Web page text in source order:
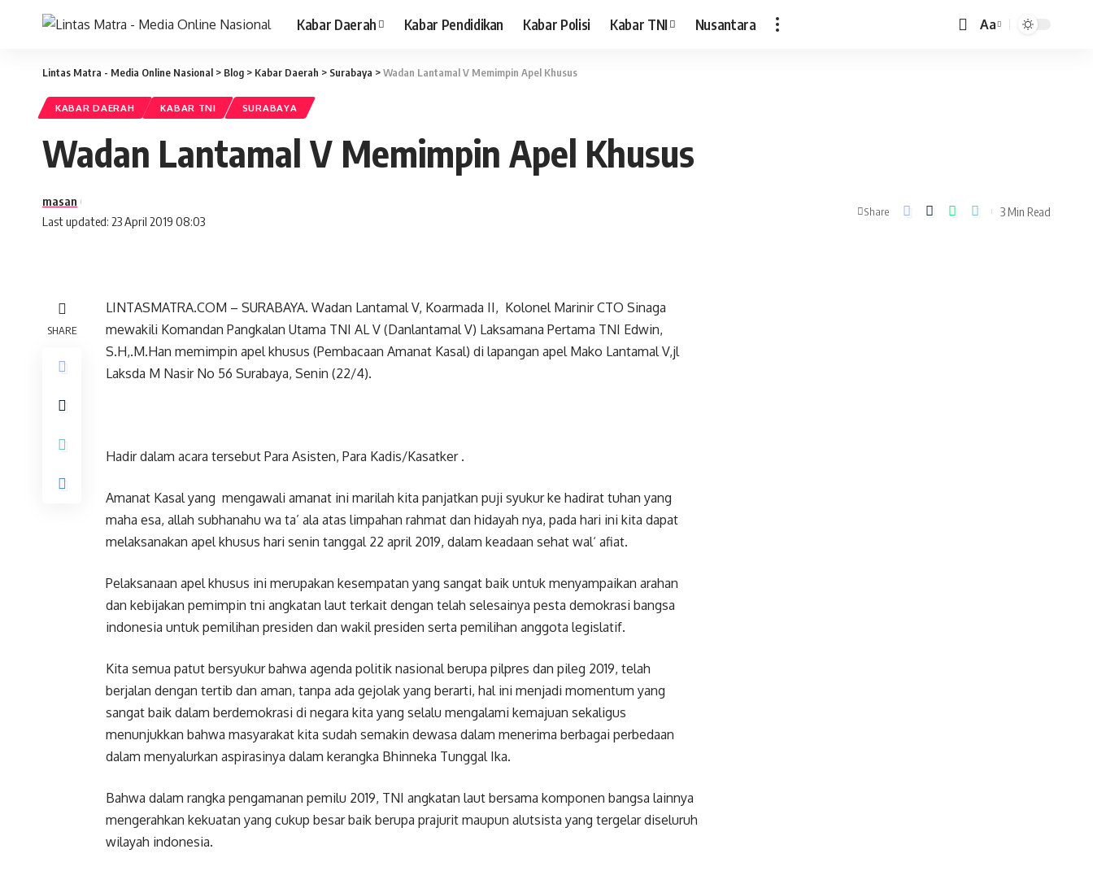
Kabar Daerah Kabar Pendidikan Kabar Polisi Kabar TNI Nusantara
Font
Aa
Lintas Matra - Media Online Nasional > Blog > Kabar Daerah > Surabaya >Wadan Lantamal V Memimpin Apel Khusus
KABAR DAERAH KABAR TNI SURABAYA
Wadan Lantamal V Memimpin Apel Khusus
Last updated: 23 April 2019 08:03
masan
Share 3 Min Read
SHARE
LINTASMATRA.COM – SURABAYA. Wadan Lantamal V, Koarmada II, Kolonel Marinir CTO Sinaga
mewakili Komandan Pangkalan Utama TNI AL V (Danlantamal V) Laksamana Pertama TNI Edwin,
S.H,.M.Han memimpin apel khusus (Pembacaan Amanat Kasal) di lapangan apel Mako Lantamal V,jl
Laksda M Nasir No 56 Surabaya, Senin (22/4).
Hadir dalam acara tersebut Para Asisten, Para Kadis/Kasatker .
Amanat Kasal yang mengawali amanat ini marilah kita panjatkan puji syukur ke hadirat tuhan yang
maha esa, allah subhanahu wa ta’ ala atas limpahan rahmat dan hidayah nya, pada hari ini kita dapat
melaksanakan apel khusus hari senin tanggal 22 april 2019, dalam keadaan sehat wal‘ afiat.
Pelaksanaan apel khusus ini merupakan kesempatan yang sangat baik untuk menyampaikan arahan
dan kebijakan pemimpin tni angkatan laut terkait dengan telah selesainya pesta demokrasi bangsa
indonesia untuk pemilihan presiden dan wakil presiden serta pemilihan anggota legislatif.
Kita semua patut bersyukur bahwa agenda politik nasional berupa pilpres dan pileg 2019, telah
berjalan dengan tertib dan aman, tanpa ada gejolak yang berarti, hal ini menjadi momentum yang
sangat baik dalam berdemokrasi di negara kita yang selalu mengalami kemajuan sekaligus
menunjukkan bahwa masyarakat kita sudah semakin dewasa dalam menerima berbagai perbedaan
dalam menyalurkan aspirasinya dalam kerangka Bhinneka Tunggal Ika.
Bahwa dalam rangka pengamanan pemilu 2019, TNI angkatan laut bersama komponen bangsa lainnya
mengerahkan kekuatan yang cukup besar baik berupa prajurit maupun alutsista yang tergelar diseluruh
wilayah indonesia.